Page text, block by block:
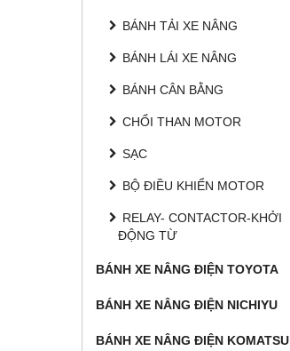
BÁNH TẢI XE NÂNG
BÁNH LÁI XE NÂNG
BÁNH CÂN BẰNG
CHỔI THAN MOTOR
SẠC
BỘ ĐIỀU KHIỂN MOTOR
RELAY- CONTACTOR-KHỞI
ĐỘNG TỪ
BÁNH XE NÂNG ĐIỆN TOYOTA
BÁNH XE NÂNG ĐIỆN NICHIYU
BÁNH XE NÂNG ĐIỆN KOMATSU